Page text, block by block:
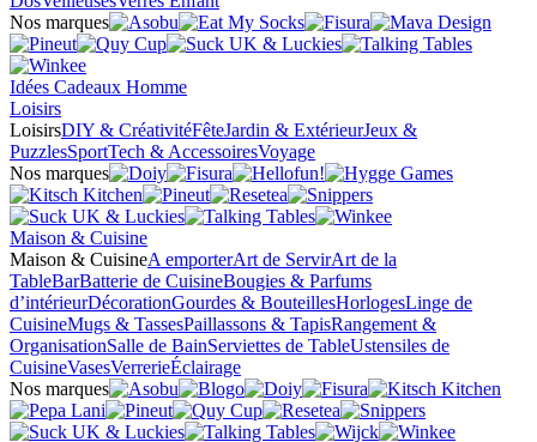
Nos marques
Idées Cadeaux Homme
Loisirs
LoisirsDIY & CréativitéFêteJardin & ExtérieurJeux &
PuzzlesSportTech & AccessoiresVoyage
Nos marques
Maison & Cuisine
Maison & CuisineA emporterArt de ServirArt de la
TableBarBatterie de CuisineBougies & Parfums
d’intérieurDécorationGourdes & BouteillesHorlogesLinge de
CuisineMugs & TassesPaillassons & TapisRangement &
OrganisationSalle de BainServiettes de TableUstensiles de
CuisineVasesVerrerieÉclairage
Nos marques